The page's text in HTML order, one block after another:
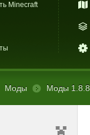
Minecraft
Моды Моды 1.8.8